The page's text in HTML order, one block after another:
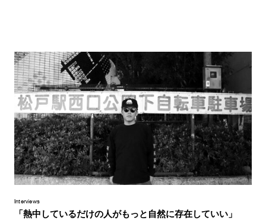
Interviews
「熱中しているだけの人がもっと自然に存在していい」